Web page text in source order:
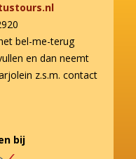
bel-me-terug
en dan neemt
z.s.m. contact
bij